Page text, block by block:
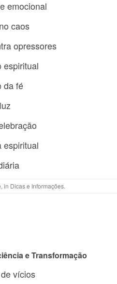
emocional
caos
opressores
espiritual
da fé
espiritual
, in Dicas e Informações.
e Transformação
vícios